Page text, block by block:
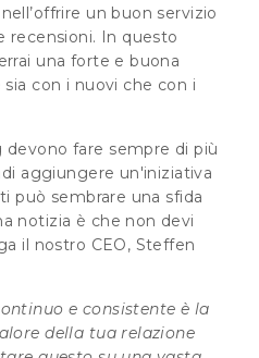
un buon servizio
recensioni. In questo
una forte e buona
con i nuovi che con i
fare sempre di più
aggiungere un'iniziativa
può sembrare una sfida
notizia è che non devi
il nostro CEO, Steffen
e consistente è la
della tua relazione